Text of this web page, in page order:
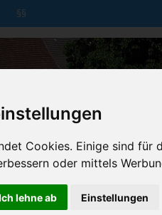
Cookies. Einige sind
oder mittels
lehne ab Einstellungen
§§
B30 neu